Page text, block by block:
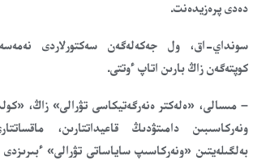
دەدى پرەزيدەنت.
سونداي-اق، ول جەكەلەگەن سەكتورلاردى نەمەسە
كوپتەگەن زاڭ بارىن اتاپ ءوتتى.
– مىسالى، «ەلەكتر ەنەرگەتيكاسى تۋرالى» زاڭ،
ونەركاسىبىن دامىتۋدىڭ قاعيداتتارىن،
بەلگىلەيتىن «ونەركاسىپ ساياساتى تۋرالى»